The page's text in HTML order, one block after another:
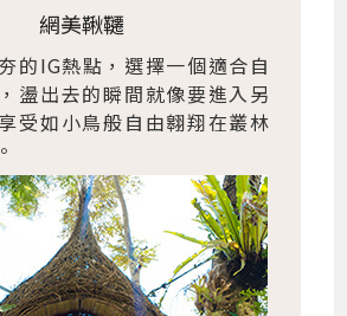
網美鞦韆
的IG熱點，選擇一個適合自
盪出去的瞬間就像要進入另
受如小鳥般自由翱翔在叢林